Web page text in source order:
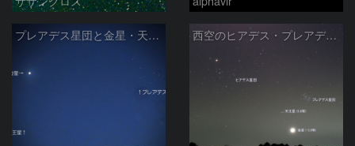
プレアデス星団と金星・天王星の接近 2026/4/25 西空のヒアデス・プレアデス星団と金星(-3.9等)・天王星(5.8等) (2026/04/21)